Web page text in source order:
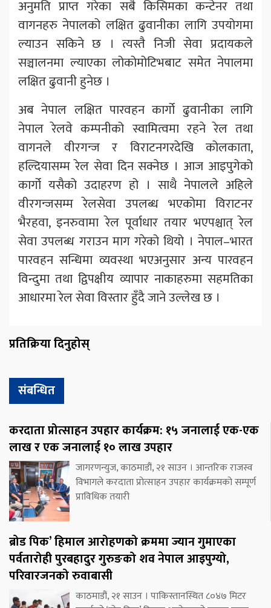
अनुमति प्राप्त गरेका सबै किसिमका कन्टेनर तथा
वागनहरु नेपालको लक्षित ढुवानीका लागि उपयोगमा
ल्याउन सकिने छ । त्यस्तै निजी सेवा प्रदायकले
सञ्चालनमा ल्याएका लोकोमोटिभबाट समेत नेपालमा
लक्षित ढुवानी हुनेछ ।
अब नेपाल लक्षित पारवहन कार्गो ढुवानीका लागि
नेपाल रेलवे कम्पनीको स्वामित्वमा रहने रेल तथा
वागनले वीरगन्ज र विराटनगरदेखि कोलकाता,
हल्दियासम्म रेल सेवा दिन सक्नेछ । आज आइपुगेको
कार्गो यसैको उदाहरण हो । साथै नेपालले अहिले
वीरगन्जसम्म रेलसेवा उपलब्ध भएकोमा विराटनर
भैरहवा, इनरुवामा रेल पूर्वाधार तयार भएपश्चात् रेल
सेवा उपलब्ध गराउन माग गरेको थियो । नेपाल–भारत
पारवहन सन्धिमा व्यवस्था भएअनुसार अन्य पारवहन
विन्दुमा तथा द्विपक्षीय व्यापार नाकाहरुमा सहमतिका
आधारमा रेल सेवा विस्तार हुँदै जाने उल्लेख छ ।
प्रतिक्रिया दिनुहोस्
संबन्धित
करदाता प्रोत्साहन उपहार कार्यक्रम: १५ जनालाई एक-एक
लाख र एक जनालाई १० लाख उपहार
जागरणन्युज, काठमाडौं, २१ साउन । आन्तरिक राजस्व
विभागले करदाता प्रोत्साहन उपहार कार्यक्रमको सम्पूर्ण
प्राविधिक तयारी
ब्रोड पिक’ हिमाल आरोहणको क्रममा ज्यान गुमाएका
पर्वतारोही पुरबहादुर गुरुङको शव नेपाल आइपुग्यो,
परिवारजनको रुवाबासी
काठमाडौं, २१ साउन । पाकिस्तानस्थित ८०४७ मिटर